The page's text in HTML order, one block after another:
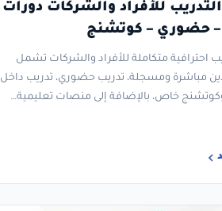
للأفراد والشركات دورات
– حضوري – كوتشنج
احترافية متكاملة للأفراد والشركات تشمل
مباشرة ومسجلة، تدريب حضوري، تدريب داخل
خاص، بالإضافة إلى منصات تعليمية…